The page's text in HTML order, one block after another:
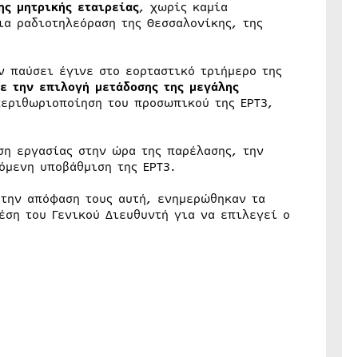
μητρικής εταιρείας, χωρίς καμία
ραδιοτηλεόραση της Θεσσαλονίκης, της
έγινε στο εορταστικό τριήμερο της
την επιλογή μετάδοσης της μεγάλης
του προσωπικού της ΕΡΤ3,
εργασίας στην ώρα της παρέλασης, την
υποβάθμιση της ΕΡΤ3.
απόφαση τους αυτή, ενημερώθηκαν τα
του Γενικού Διευθυντή για να επιλεγεί ο